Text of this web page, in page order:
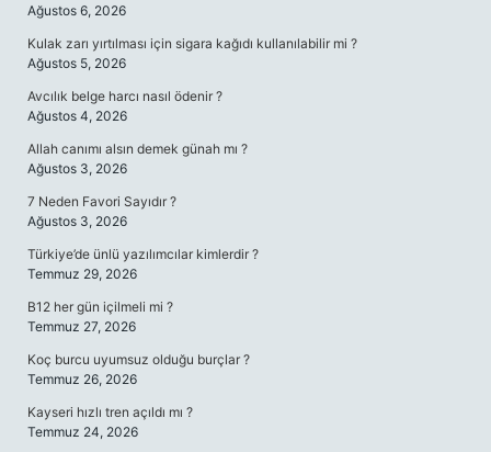
Ağustos 6, 2026
Kulak zarı yırtılması için sigara kağıdı kullanılabilir mi ?
Ağustos 5, 2026
Avcılık belge harcı nasıl ödenir ?
Ağustos 4, 2026
Allah canımı alsın demek günah mı ?
Ağustos 3, 2026
7 Neden Favori Sayıdır ?
Ağustos 3, 2026
Türkiye’de ünlü yazılımcılar kimlerdir ?
Temmuz 29, 2026
B12 her gün içilmeli mi ?
Temmuz 27, 2026
Koç burcu uyumsuz olduğu burçlar ?
Temmuz 26, 2026
Kayseri hızlı tren açıldı mı ?
Temmuz 24, 2026